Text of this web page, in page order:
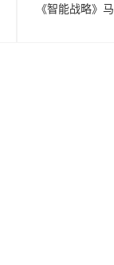
《智能战略》